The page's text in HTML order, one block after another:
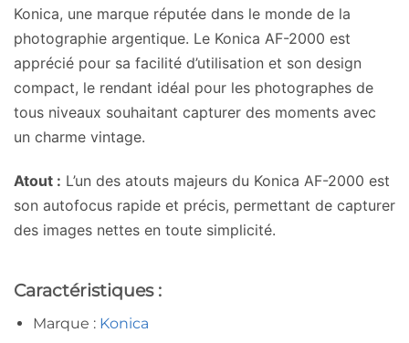
Konica, une marque réputée dans le monde de la
photographie argentique. Le Konica AF-2000 est
apprécié pour sa facilité d’utilisation et son design
compact, le rendant idéal pour les photographes de
tous niveaux souhaitant capturer des moments avec
un charme vintage.
Atout : L’un des atouts majeurs du Konica AF-2000 est
son autofocus rapide et précis, permettant de capturer
des images nettes en toute simplicité.
Caractéristiques :
Marque : Konica